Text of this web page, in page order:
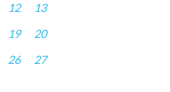
12
13
19
20
26
27